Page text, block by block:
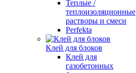
Теплые /
теплоизоляционные
растворы и смеси
Perfekta
Клей для блоков
Клей для
газобетонных